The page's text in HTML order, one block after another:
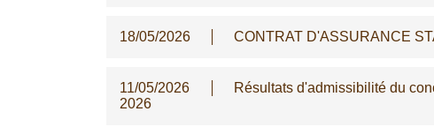
18/05/2026 CONTRAT D'ASSURANCE
11/05/2026
Résultats d'admissibilité du
2026